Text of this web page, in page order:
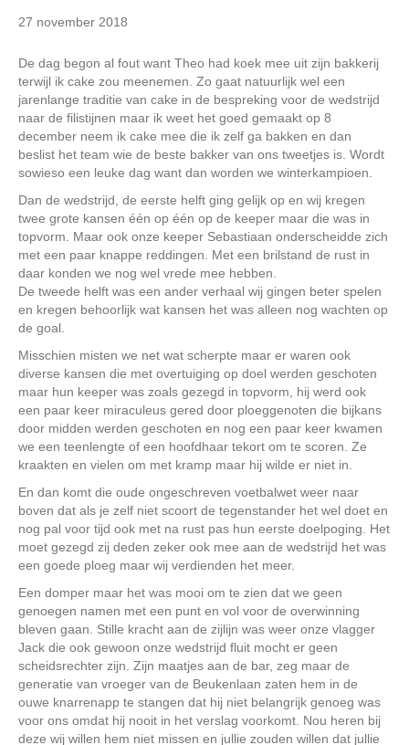
27 november 2018
De dag begon al fout want Theo had koek mee uit zijn bakkerij
terwijl ik cake zou meenemen. Zo gaat natuurlijk wel een
jarenlange traditie van cake in de bespreking voor de wedstrijd
naar de filistijnen maar ik weet het goed gemaakt op 8
december neem ik cake mee die ik zelf ga bakken en dan
beslist het team wie de beste bakker van ons tweetjes is. Wordt
sowieso een leuke dag want dan worden we winterkampioen.
Dan de wedstrijd, de eerste helft ging gelijk op en wij kregen
twee grote kansen één op één op de keeper maar die was in
topvorm. Maar ook onze keeper Sebastiaan onderscheidde zich
met een paar knappe reddingen. Met een brilstand de rust in
daar konden we nog wel vrede mee hebben.
De tweede helft was een ander verhaal wij gingen beter spelen
en kregen behoorlijk wat kansen het was alleen nog wachten op
de goal.
Misschien misten we net wat scherpte maar er waren ook
diverse kansen die met overtuiging op doel werden geschoten
maar hun keeper was zoals gezegd in topvorm, hij werd ook
een paar keer miraculeus gered door ploeggenoten die bijkans
door midden werden geschoten en nog een paar keer kwamen
we een teenlengte of een hoofdhaar tekort om te scoren. Ze
kraakten en vielen om met kramp maar hij wilde er niet in.
En dan komt die oude ongeschreven voetbalwet weer naar
boven dat als je zelf niet scoort de tegenstander het wel doet en
nog pal voor tijd ook met na rust pas hun eerste doelpoging. Het
moet gezegd zij deden zeker ook mee aan de wedstrijd het was
een goede ploeg maar wij verdienden het meer.
Een domper maar het was mooi om te zien dat we geen
genoegen namen met een punt en vol voor de overwinning
bleven gaan. Stille kracht aan de zijlijn was weer onze vlagger
Jack die ook gewoon onze wedstrijd fluit mocht er geen
scheidsrechter zijn. Zijn maatjes aan de bar, zeg maar de
generatie van vroeger van de Beukenlaan zaten hem in de
ouwe knarrenapp te stangen dat hij niet belangrijk genoeg was
voor ons omdat hij nooit in het verslag voorkomt. Nou heren bij
deze wij willen hem niet missen en jullie zouden willen dat jullie